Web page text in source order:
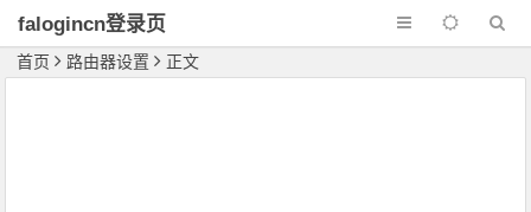
falogincn登录页
面
首页 路由器设置 正文